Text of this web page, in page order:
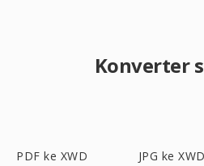
Konverter
PDF ke XWD JPG ke XWD